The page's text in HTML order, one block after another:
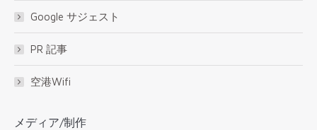
Google サジェスト
PR 記事
空港Wifi
メディア/制作